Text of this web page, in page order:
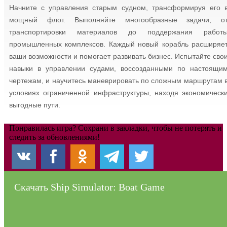
Начните с управления старым судном, трансформируя его
мощный флот. Выполняйте многообразные задачи,
транспортировки материалов до поддержания
промышленных комплексов. Каждый новый корабль
ваши возможности и помогает развивать бизнес. Испытайте
навыки в управлении судами, воссозданными по
чертежам, и научитесь маневрировать по сложным маршрутам
условиях ограниченной инфраструктуры, находя
выгодные пути.
Понравилась игра? Сохрани в закладки, чтобы не потерять и
следить за обновлениями!
Скачать Ship Simulator: Boat Game